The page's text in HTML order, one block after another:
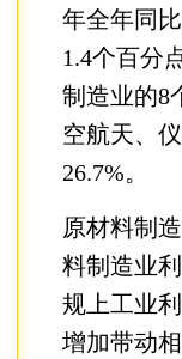
年全年同
1.4个百分
制造业的8
空航天、
26.7%。
原材料制
料制造业
规上工业
增加带动